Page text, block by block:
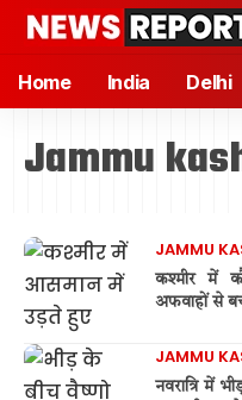
Home India Delhi
Jammu
JAMMU
कश्मीर में
अफवाहों से
JAMMU
नवरात्रि में